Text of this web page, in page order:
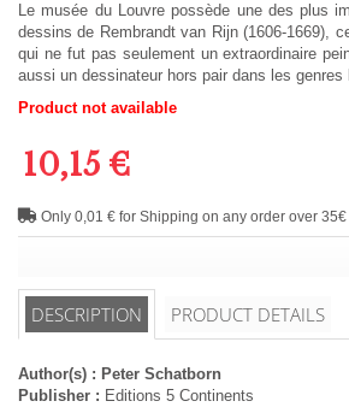
Le musée du Louvre possède une des plus
dessins de Rembrandt van Rijn (1606-1669),
qui ne fut pas seulement un extraordinaire
aussi un dessinateur hors pair dans les
Product not available
10,15 €
Only 0,01 € for Shipping on any order over 35€
DESCRIPTION PRODUCT DETAILS
Author(s) : Peter Schatborn
Publisher : Editions 5 Continents